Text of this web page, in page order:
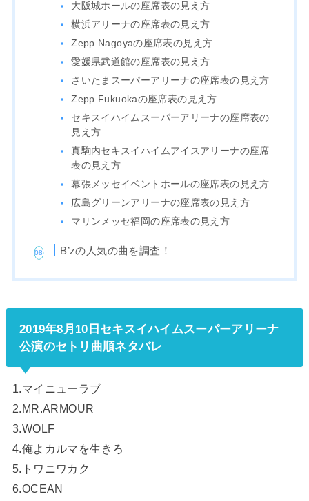
大阪城ホールの座席表の見え方
横浜アリーナの座席表の見え方
Zepp Nagoyaの座席表の見え方
愛媛県武道館の座席表の見え方
さいたまスーパーアリーナの座席表の見え方
Zepp Fukuokaの座席表の見え方
セキスイハイムスーパーアリーナの座席表の
見え方
真駒内セキスイハイムアイスアリーナの座席
表の見え方
幕張メッセイベントホールの座席表の見え方
広島グリーンアリーナの座席表の見え方
マリンメッセ福岡の座席表の見え方
B’zの人気の曲を調査！
2019年8月10日セキスイハイムスーパーアリーナ
公演のセトリ曲順ネタバレ
1.マイニューラブ
2.MR.ARMOUR
3.WOLF
4.俺よカルマを生きろ
5.トワニワカク
6.OCEAN